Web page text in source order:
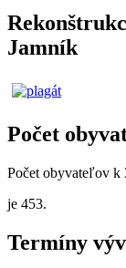
Jamník
Počet
Počet obyvateľov k
je 453.
Termíny